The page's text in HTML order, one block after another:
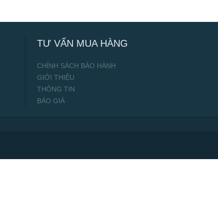
TƯ VẤN MUA HÀNG
CHÍNH SÁCH BẢO HÀNH
GIỚI THIỆU
THÔNG TIN
BÁO GIÁ